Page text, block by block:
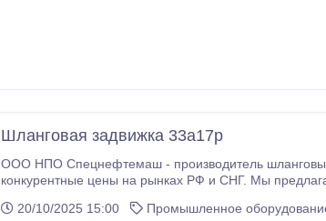
Шланговая задвижка 33а17р
ООО НПО Спецнефтемаш - производитель шланговых
конкурентные цены на рынках РФ и СНГ. Мы
и СНГ.20/10/2025 15:00 Промышленное